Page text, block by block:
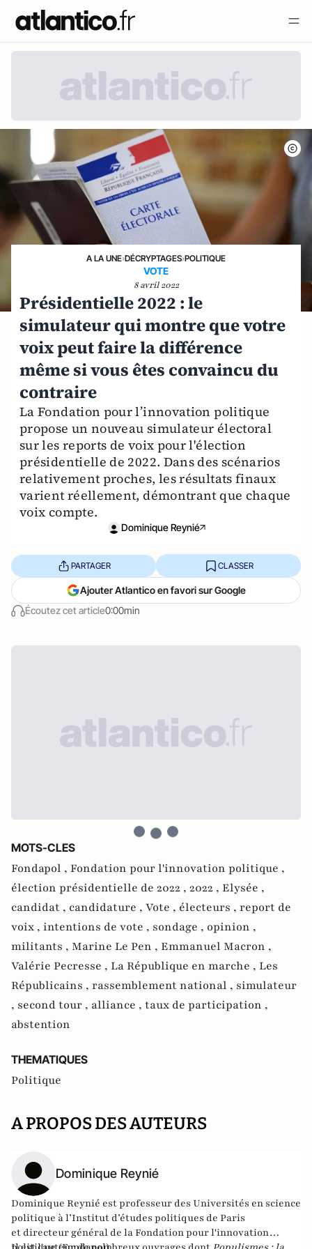
A LA UNE›DÉCRYPTAGES›POLITIQUE
VOTE
8 avril 2022
Présidentielle 2022 : le
simulateur qui montre que votre
voix peut faire la différence
même si vous êtes convaincu du
contraire
La Fondation pour l’innovation politique
propose un nouveau simulateur électoral
sur les reports de voix pour l'élection
présidentielle de 2022. Dans des scénarios
relativement proches, les résultats finaux
varient réellement, démontrant que chaque
voix compte.
Dominique Reynié
Écoutez cet article0:00min
PARTAGER CLASSER
Ajouter Atlantico en favori sur Google
MOTS-CLES
Fondapol , Fondation pour l'innovation politique ,
élection présidentielle de 2022 , 2022 , Elysée ,
candidat , candidature , Vote , électeurs , report de
voix , intentions de vote , sondage , opinion ,
militants , Marine Le Pen , Emmanuel Macron ,
Valérie Pecresse , La République en marche , Les
Républicains , rassemblement national , simulateur
, second tour , alliance , taux de participation ,
abstention
THEMATIQUES
Politique
A PROPOS DES AUTEURS
Dominique Reynié
Dominique Reynié est professeur des Universités en science
politique à l’Institut d’études politiques de Paris
et directeur général de la Fondation pour l'innovation